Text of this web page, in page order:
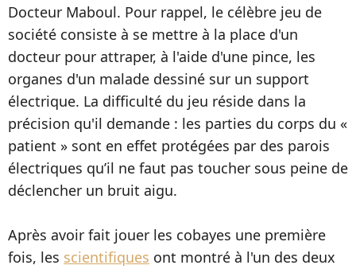
Docteur Maboul. Pour rappel, le célèbre jeu de
société consiste à se mettre à la place d'un
docteur pour attraper, à l'aide d'une pince, les
organes d'un malade dessiné sur un support
électrique. La difficulté du jeu réside dans la
précision qu'il demande : les parties du corps du «
patient » sont en effet protégées par des parois
électriques qu’il ne faut pas toucher sous peine de
déclencher un bruit aigu.
Après avoir fait jouer les cobayes une première
fois, les scientifiques ont montré à l'un des deux